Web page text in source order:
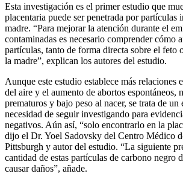
Esta investigación es el primer estudio que
placentaria puede ser penetrada por partículas
madre. “Para mejorar la atención durante el
contaminadas es necesario comprender cómo
partículas, tanto de forma directa sobre el feto
la madre”, explican los autores del estudio.
Aunque este estudio establece más relaciones
del aire y el aumento de abortos espontáneos,
prematuros y bajo peso al nacer, se trata de un
necesidad de seguir investigando para
negativos. Aún así, “solo encontrarlo en la
dijo el Dr. Yoel Sadovsky del Centro Médico
Pittsburgh y autor del estudio. “La siguiente
cantidad de estas partículas de carbono negro
causar daños”, añade.